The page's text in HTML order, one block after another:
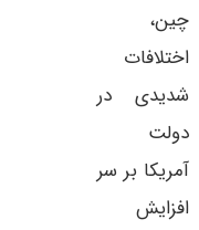
چین،
اختلافات
شدیدی در
دولت
آمریکا بر سر
افزایش